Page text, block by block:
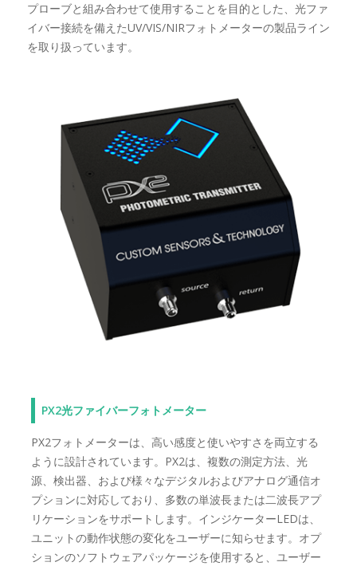
プローブと組み合わせて使用​​することを目的とした、光ファ
イバー接続を備えたUV/VIS/NIRフォトメーターの製品ライン
を取り扱っています。
PX2光ファイバーフォトメーター
PX2フォトメーターは、高い感度と使いやすさを両立する
ように設計されています。PX2は、複数の測定方法、光
源、検出器、および様々なデジタルおよびアナログ通信オ
プションに対応しており、多数の単波長または二波長アプ
リケーションをサポートします。インジケーターLEDは、
ユニットの動作状態の変化をユーザーに知らせます。オプ
ションのソフトウェアパッケージを使用すると、ユーザー